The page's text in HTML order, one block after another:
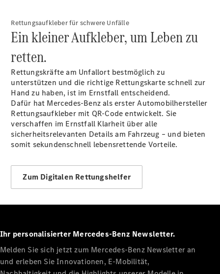
Terrain
Mercedes-
Benz Store
Kompaktwagen
A-Klasse
Kompaktlimousine
Probefahrt
Mercedes-
Benz Store
Coupés
Rettungsaufkleber für schwere Unfälle
Ein kleiner Aufkleber, um Leben zu
retten.
Rettungskräfte am Unfallort bestmöglich zu
unterstützen und die richtige Rettungskarte schnell zur
Hand zu haben, ist im Ernstfall entscheidend.
Dafür hat Mercedes-Benz als erster Automobilhersteller
Rettungsaufkleber mit QR-Code entwickelt. Sie
verschaffen im Ernstfall Klarheit über alle
sicherheitsrelevanten Details am Fahrzeug – und bieten
somit sekundenschnell lebensrettende Vorteile.
Zum Digitalen Rettungshelfer
Ihr personalisierter Mercedes-Benz Newsletter.
Melden Sie sich jetzt zum Mercedes-Benz Newsletter an
und erleben Sie Innovationen, E-Mobilität,